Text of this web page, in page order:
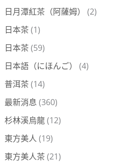
日月潭紅茶（阿薩姆）
(2)
日本茶 (1)
日本茶 (59)
日本語（にほんご）
(4)
普洱茶 (14)
最新消息 (360)
杉林溪烏龍(12)
東方美人 (19)
東方美人茶 (21)